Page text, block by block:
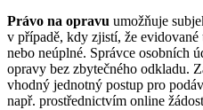
Právo na opravu umožňuje
v případě, kdy zjistí, že evidované
nebo neúplné. Správce osobních
opravy bez zbytečného odkladu.
vhodný jednotný postup pro
např. prostřednictvím online